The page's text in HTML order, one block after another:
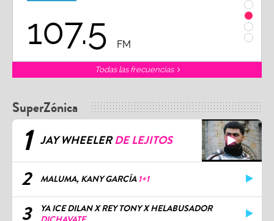
107.5 FM
Todas las frecuencias
SuperZónica
1 JAY WHEELERDE LEJITOS
2 MALUMA, KANY GARCÍA 1+1
3
YA ICE DILAN X REY TONY X HELABUSADOR